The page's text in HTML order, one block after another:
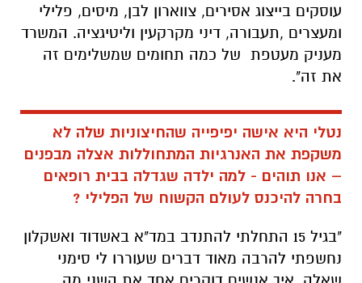
עוסקים בייצוג אסירים, צווארון לבן, מיסים, פלילי
ומעצרים ,תעבורה, דיני מקרקעין וליטיגציה. המשרד
מעניק מעטפת של כמה תחומים שמשלימים זה
את זה".
נטלי היא אישה יפיפייה שהחיצוניות שלה לא
משקפת את האנרגיות המתחוללות אצלה מבפנים
– אנו תוהים - למה ילדה שגדלה בבית רופאים
בחרה להיכנס לעולם הקשוח של הפלילי ?
"בגיל 15 התחלתי להתנדב במד"א באשדוד ואשקלון
נחשפתי להרבה מאוד דברים שעוררו לי סימני